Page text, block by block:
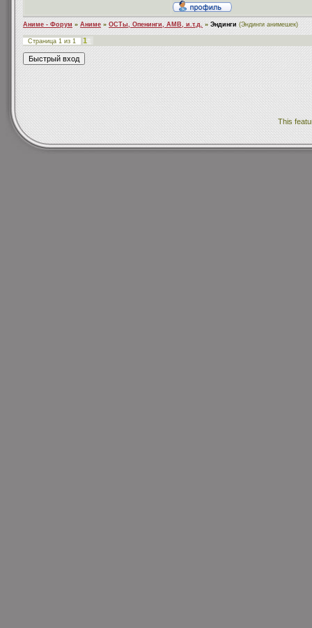
Аниме - Форум » Аниме » ОСТы, Опенинги, АМВ, и.т.д. » Эндинги (Эндинги анимешек)
Страница 1 из 1 1
This